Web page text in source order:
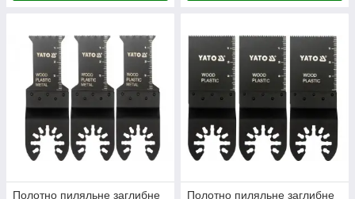
Полотно пиляльне заглибне
Полотно пиляльне заглибне